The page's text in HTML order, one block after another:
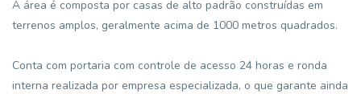
A área é composta por casas de alto padrão construídas em
terrenos amplos, geralmente acima de 1000 metros quadrados.
Conta com portaria com controle de acesso 24 horas e ronda
interna realizada por empresa especializada, o que garante ainda